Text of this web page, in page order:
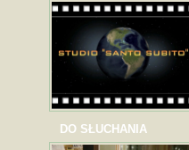
DO SŁUCHANIA